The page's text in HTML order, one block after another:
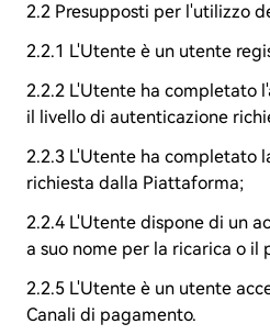
2.2 Presupposti per l'utilizzo
2.2.1 L'Utente è un utente
2.2.2 L'Utente ha completato
il livello di autenticazione
2.2.3 L'Utente ha completato
richiesta dalla Piattaforma;
2.2.4 L'Utente dispone di un
a suo nome per la ricarica o il
2.2.5 L'Utente è un utente
Canali di pagamento.